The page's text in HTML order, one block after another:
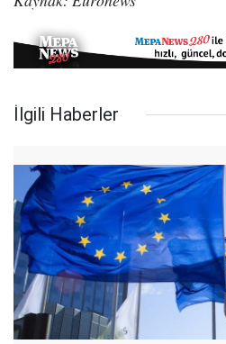
İlgili Haberler